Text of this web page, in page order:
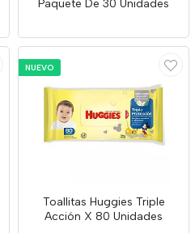
Paquete De 30 Unidades
NUEVO
Toallitas Huggies Triple
Acción X 80 Unidades